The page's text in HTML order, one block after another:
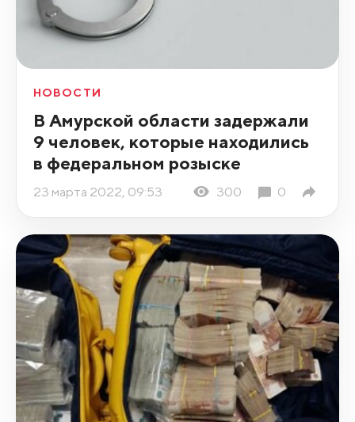
НОВОСТИ
В Амурской области задержали
9 человек, которые находились
в федеральном розыске
23 марта 2022, 09:53 300 0